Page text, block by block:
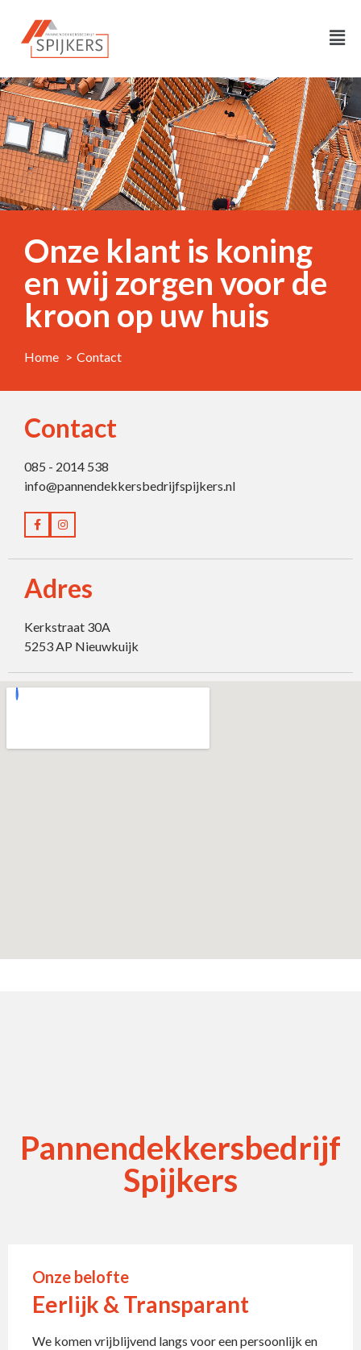
Onze klant is koning
en wij zorgen voor de
kroon op uw huis
Home Contact
Contact
085 - 2014 538
info@pannendekkersbedrijfspijkers.nl
Adres
Kerkstraat 30A
5253 AP Nieuwkuijk
Pannendekkersbedrijf
Spijkers
Onze belofte
Eerlijk & Transparant
We komen vrijblijvend langs voor een persoonlijk en